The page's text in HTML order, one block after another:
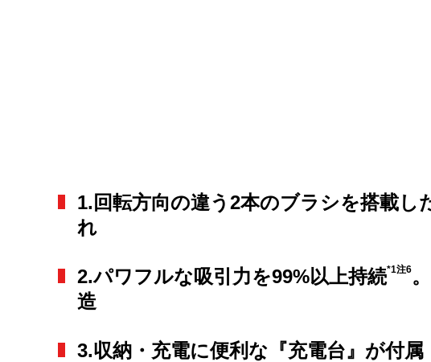
1.回転方向の違う2本のブラシを搭載
れ
2.パワフルな吸引力を99%以上持続*1注6
造
3.収納・充電に便利な『充電台』が付属